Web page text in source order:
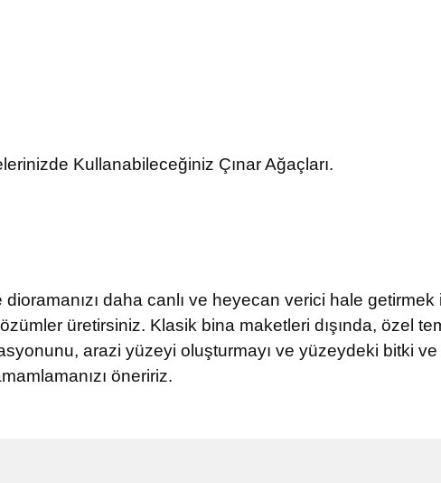
Kullanabileceğiniz Çınar Ağaçları.
dioramanızı daha canlı ve heyecan verici hale
üretirsiniz. Klasik bina maketleri dışında, özel
arazi yüzeyi oluşturmayı ve yüzeydeki bitki ve
öneririz.